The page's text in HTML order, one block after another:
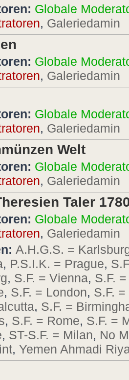
Globale
, Galeriedamin
Globale
, Galeriedamin
Globale
, Galeriedamin
Welt
Globale
, Galeriedamin
Taler
Globale
, Galeriedamin
A.H.G.S. =
, P.S.I.K. = Prague,
, S.F. = Vienna, S.F.
, S.F. = London, S.F.
, S.F. =
, S.F. = Rome, S.F. =
, ST-S.F. = Milan, No
, Yemen Ahmadi